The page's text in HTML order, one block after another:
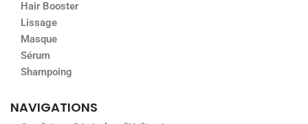
Hair Booster
Lissage
Masque
Sérum
Shampoing
NAVIGATIONS